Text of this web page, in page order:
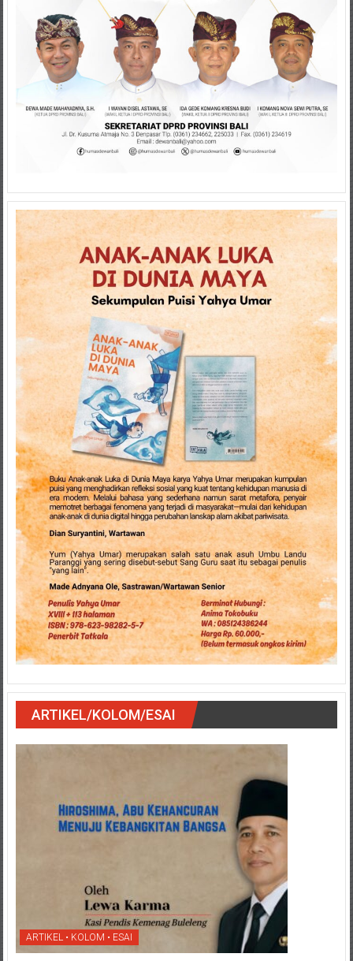
ARTIKEL/KOLOM/ESAI
ARTIKEL • KOLOM • ESAI